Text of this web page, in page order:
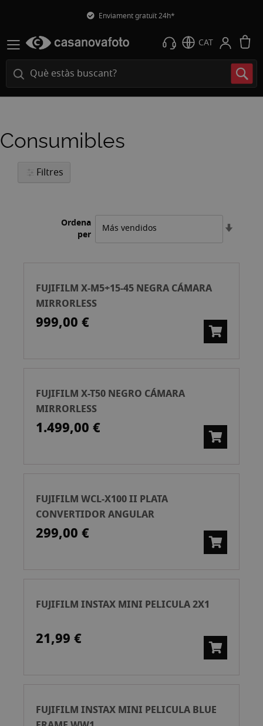
Enviament gratuït 24h*
CAT
Consumibles
Filtres
Ordena
per
FUJIFILM X-M5+15-45 NEGRA CÁMARA
MIRRORLESS
999,00 €
FUJIFILM X-T50 NEGRO CÁMARA
MIRRORLESS
1.499,00 €
FUJIFILM WCL-X100 II PLATA
CONVERTIDOR ANGULAR
299,00 €
FUJIFILM INSTAX MINI PELICULA 2X1
21,99 €
FUJIFILM INSTAX MINI PELICULA BLUE